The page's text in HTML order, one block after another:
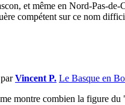
et même en Nord-Pas-de-
compétent sur ce nom
parVincent P. Le Basque en
montre combien la figure du